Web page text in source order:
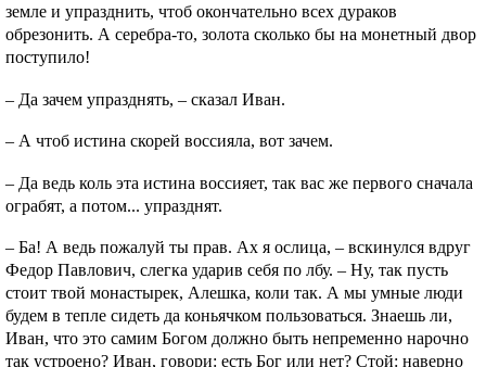
земле и упразднить, чтоб окончательно всех дураков
обрезонить. А серебра-то, золота сколько бы на монетный двор
поступило!
– Да зачем упразднять, – сказал Иван.
– А чтоб истина скорей воссияла, вот зачем.
– Да ведь коль эта истина воссияет, так вас же первого сначала
ограбят, а потом... упразднят.
– Ба! А ведь пожалуй ты прав. Ах я ослица, – вскинулся вдруг
Федор Павлович, слегка ударив себя по лбу. – Ну, так пусть
стоит твой монастырек, Алешка, коли так. А мы умные люди
будем в тепле сидеть да коньячком пользоваться. Знаешь ли,
Иван, что это самим Богом должно быть непременно нарочно
так устроено? Иван, говори: есть Бог или нет? Стой: наверно